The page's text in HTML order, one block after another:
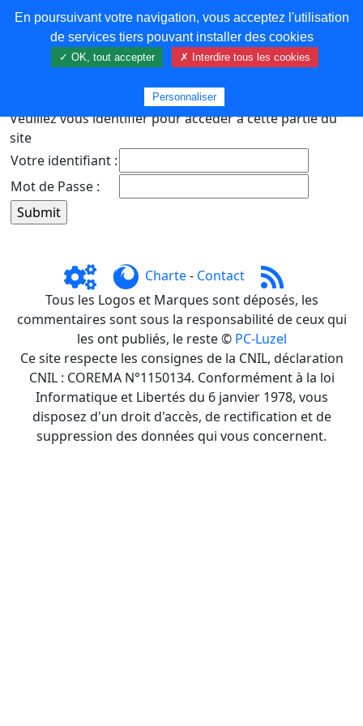
COREMA
Veuillez vous identifier pour accéder à cette partie du
site
Votre identifiant :
Mot de Passe :
Charte- Contact
Tous les Logos et Marques sont déposés, les
commentaires sont sous la responsabilité de ceux qui
les ont publiés, le reste © PC-Luzel
Ce site respecte les consignes de la CNIL, déclaration
CNIL : COREMA N°1150134. Conformément à la loi
Informatique et Libertés du 6 janvier 1978, vous
disposez d'un droit d'accès, de rectification et de
suppression des données qui vous concernent.
En poursuivant votre navigation, vous acceptez l'utilisation
de services tiers pouvant installer des cookies
✓ OK, tout accepter ✗ Interdire tous les cookies
Personnaliser